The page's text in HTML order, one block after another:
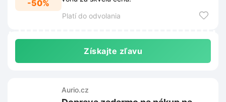
-50%
Platí do odvolania
Získajte zľavu
Aurio.cz